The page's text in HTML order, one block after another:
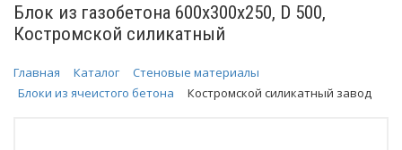
Блок из газобетона 600х300х250, D 500,
Костромской силикатный
Главная Каталог
Стеновые материалы
Блоки из ячеистого бетона
Костромской силикатный завод